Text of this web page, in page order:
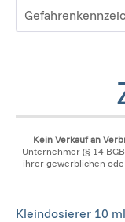
Kein Verkauf an
Unternehmer (§ 14
ihrer gewerblichen
Kleindosierer 10